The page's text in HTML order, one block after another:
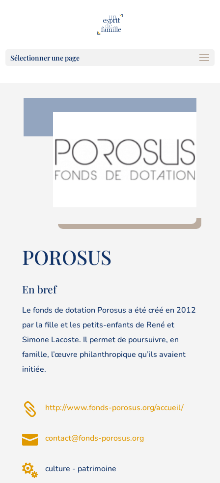
Sélectionner une page
POROSUS
En bref
Le fonds de dotation Porosus a été créé en 2012
par la fille et les petits-enfants de René et
Simone Lacoste. Il permet de poursuivre, en
famille, l’œuvre philanthropique qu’ils avaient
initiée.
 http://www.fonds-porosus.org/accueil/
 contact@fonds-porosus.org
 culture - patrimoine